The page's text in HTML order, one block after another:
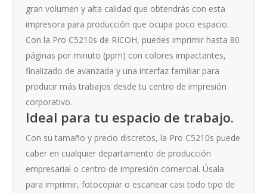
gran volumen y alta calidad que obtendrás con esta
impresora para producción que ocupa poco espacio.
Con la Pro C5210s de RICOH, puedes imprimir hasta 80
páginas por minuto (ppm) con colores impactantes,
finalizado de avanzada y una interfaz familiar para
producir más trabajos desde tu centro de impresión
corporativo.
Ideal para tu espacio de trabajo.
Con su tamaño y precio discretos, la Pro C5210s puede
caber en cualquier departamento de producción
empresarial o centro de impresión comercial. Úsala
para imprimir, fotocopiar o escanear casi todo tipo de